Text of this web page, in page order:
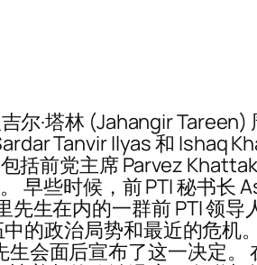
尔·塔林 (Jahangir
Tanvir Ilyas 和 Ishaq
括前党主席 Parvez
早些时候，前 PTI 秘书长
生在内的一群前 PTI 领
的政治局势和最近的危机
会面后宣布了这一决定。